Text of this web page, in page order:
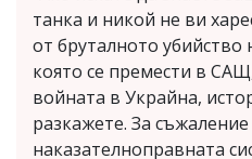
танка и никой не ви
от бруталното
която се премести в
войната в Украйна,
разкажете. За
наказателноправната